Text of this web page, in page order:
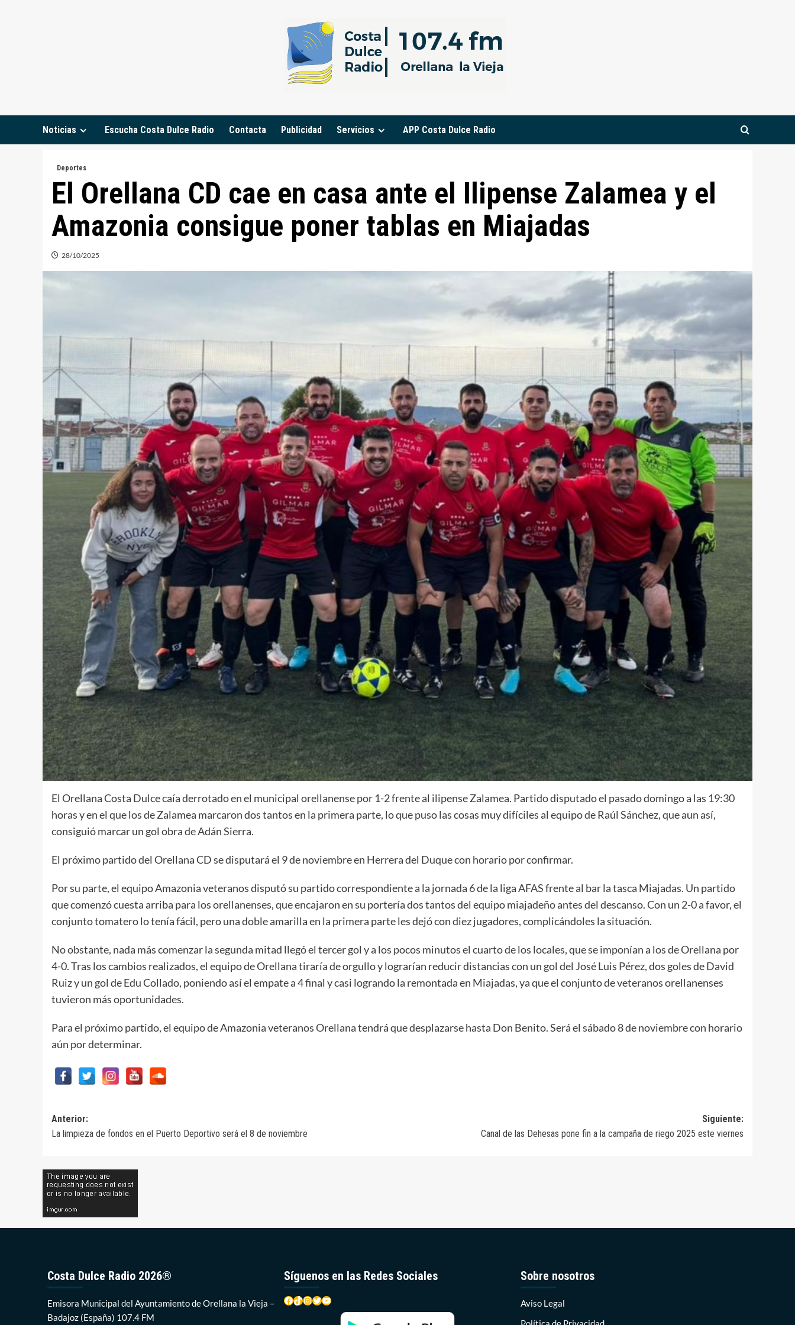
Noticias Escucha Costa Dulce Radio Contacta Publicidad Servicios APP Costa Dulce Radio
Deportes
El Orellana CD cae en casa ante el Ilipense Zalamea y el
Amazonia consigue poner tablas en Miajadas
28/10/2025
El Orellana Costa Dulce caía derrotado en el municipal orellanense por 1-2 frente al ilipense Zalamea. Partido disputado el pasado domingo a las 19:30
horas y en el que los de Zalamea marcaron dos tantos en la primera parte, lo que puso las cosas muy difíciles al equipo de Raúl Sánchez, que aun así,
consiguió marcar un gol obra de Adán Sierra.
El próximo partido del Orellana CD se disputará el 9 de noviembre en Herrera del Duque con horario por confirmar.
Por su parte, el equipo Amazonia veteranos disputó su partido correspondiente a la jornada 6 de la liga AFAS frente al bar la tasca Miajadas. Un partido
que comenzó cuesta arriba para los orellanenses, que encajaron en su portería dos tantos del equipo miajadeño antes del descanso. Con un 2-0 a favor, el
conjunto tomatero lo tenía fácil, pero una doble amarilla en la primera parte les dejó con diez jugadores, complicándoles la situación.
No obstante, nada más comenzar la segunda mitad llegó el tercer gol y a los pocos minutos el cuarto de los locales, que se imponían a los de Orellana por
4-0. Tras los cambios realizados, el equipo de Orellana tiraría de orgullo y lograrían reducir distancias con un gol del José Luis Pérez, dos goles de David
Ruiz y un gol de Edu Collado, poniendo así el empate a 4 final y casi logrando la remontada en Miajadas, ya que el conjunto de veteranos orellanenses
tuvieron más oportunidades.
Para el próximo partido, el equipo de Amazonia veteranos Orellana tendrá que desplazarse hasta Don Benito. Será el sábado 8 de noviembre con horario
aún por determinar.
Navegación
de
Anterior:
La limpieza de fondos en el Puerto Deportivo será el 8 de noviembre
Siguiente:
Canal de las Dehesas pone fin a la campaña de riego 2025 este viernes
Costa Dulce Radio 2026®
Emisora Municipal del Ayuntamiento de Orellana la Vieja –
Badajoz (España) 107.4 FM
Síguenos en las Redes Sociales
Facebook
TikTok
Instagram
Twitter
YouTube
Sobre nosotros
Aviso Legal